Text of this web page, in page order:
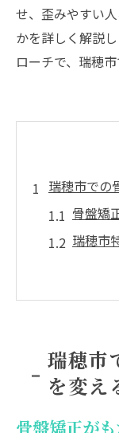
せ、歪みやすい
かを詳しく解説
ローチで、瑞穂
瑞穂市での
骨盤矯
瑞穂市
整体
地域密
骨盤の歪み
骨盤
瑞穂市
を変え